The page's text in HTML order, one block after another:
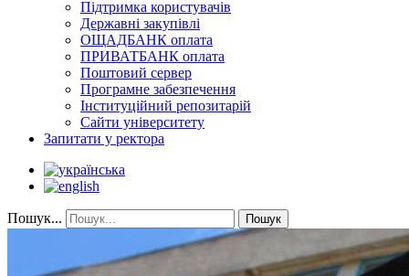
Підтримка користувачів
Державні закупівлі
ОЩАДБАНК оплата
ПРИВАТБАНК оплата
Поштовий сервер
Програмне забезпечення
Інституційний репозитарій
Сайти університету
Запитати у ректора
Пошук... Пошук